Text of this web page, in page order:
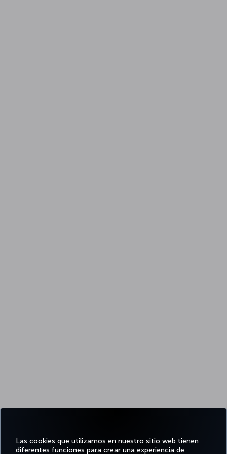
Las cookies que utilizamos en nuestro sitio web tienen
diferentes funciones para crear una experiencia de